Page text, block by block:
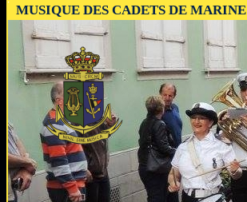
MUSIQUE DES CADETS DE MARINE